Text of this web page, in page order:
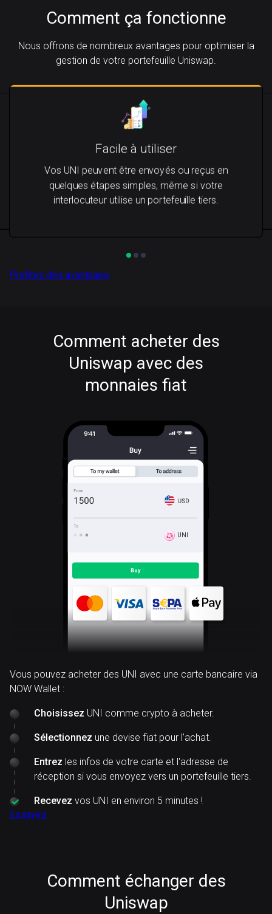
Comment ça fonctionne
Nous offrons de nombreux avantages pour optimiser la
gestion de votre portefeuille Uniswap.
Facile à utiliser
Vos UNI peuvent être envoyés ou reçus en
quelques étapes simples, même si votre
interlocuteur utilise un portefeuille tiers.
Profitez des avantages
Comment acheter des
Uniswap avec des
monnaies fiat
UNI
Vous pouvez acheter des UNI avec une carte bancaire via
NOW Wallet :
Choisissez UNI comme crypto à acheter.
Sélectionnez une devise fiat pour l'achat.
Entrez les infos de votre carte et l'adresse de
réception si vous envoyez vers un portefeuille tiers.
Recevez vos UNI en environ 5 minutes !
Essayez
Comment échanger des
Uniswap